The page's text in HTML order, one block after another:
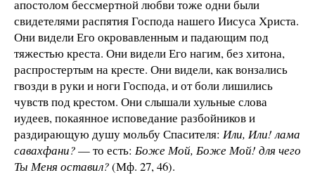
апостолом бессмертной любви тоже одни были
свидетелями распятия Господа нашего Иисуса Христа.
Они видели Его окровавленным и падающим под
тяжестью креста. Они видели Его нагим, без хитона,
распростертым на кресте. Они видели, как вонзались
гвозди в руки и ноги Господа, и от боли лишились
чувств под крестом. Они слышали хульные слова
иудеев, покаянное исповедание разбойников и
раздирающую душу мольбу Спасителя: Или, Или! лама
савахфани?— то есть: Боже Мой, Боже Мой! для чего
Ты Меня оставил?(Мф. 27, 46).